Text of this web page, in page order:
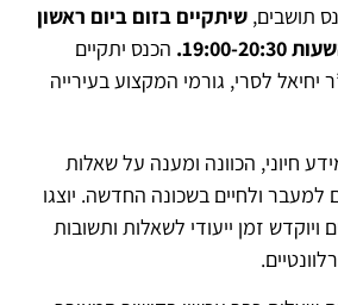
תושבים, שיתקיים בזום ביום ראשון
הכנס יתקיים
לסרי, גורמי המקצוע בעירייה
חיוני, הכוונה ומענה על שאלות
למעבר ולחיים בשכונה החדשה. יוצגו
ויוקדש זמן ייעודי לשאלות ותשובות